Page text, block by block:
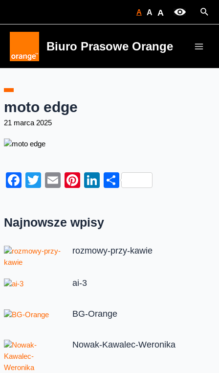
A A A
Biuro Prasowe Orange
moto edge
21 marca 2025
Facebook
Twitter
EmailPinterest
LinkedIn
Share
Najnowsze wpisy
rozmowy-przy-kawie
ai-3
BG-Orange
Nowak-Kawalec-Weronika